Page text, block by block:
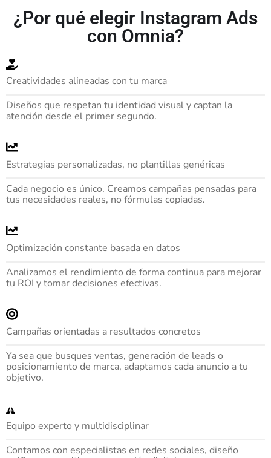
¿Por qué elegir Instagram Ads
con Omnia?
Creatividades alineadas con tu marca
Diseños que respetan tu identidad visual y captan la
atención desde el primer segundo.
Estrategias personalizadas, no plantillas genéricas
Cada negocio es único. Creamos campañas pensadas para
tus necesidades reales, no fórmulas copiadas.
Optimización constante basada en datos
Analizamos el rendimiento de forma continua para mejorar
tu ROI y tomar decisiones efectivas.
Campañas orientadas a resultados concretos
Ya sea que busques ventas, generación de leads o
posicionamiento de marca, adaptamos cada anuncio a tu
objetivo.
Equipo experto y multidisciplinar
Contamos con especialistas en redes sociales, diseño